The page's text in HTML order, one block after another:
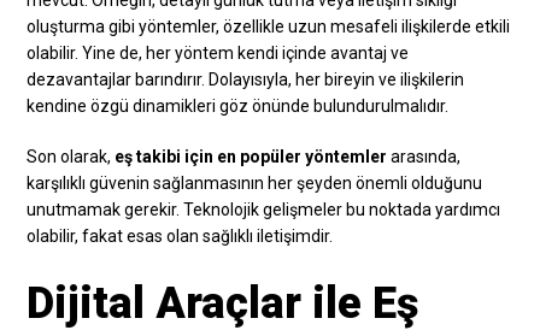
oluşturma gibi yöntemler, özellikle uzun mesafeli ilişkilerde etkili
olabilir. Yine de, her yöntem kendi içinde avantaj ve
dezavantajlar barındırır. Dolayısıyla, her bireyin ve ilişkilerin
kendine özgü dinamikleri göz önünde bulundurulmalıdır.
Son olarak, eş takibi için en popüler yöntemler arasında,
karşılıklı güvenin sağlanmasının her şeyden önemli olduğunu
unutmamak gerekir. Teknolojik gelişmeler bu noktada yardımcı
olabilir, fakat esas olan sağlıklı iletişimdir.
Dijital Araçlar ile Eş